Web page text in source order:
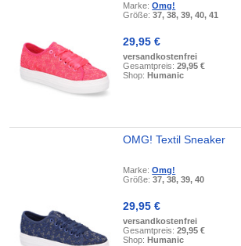
Marke:Omg!
Größe:37, 38, 39, 40, 41
29,95 €
versandkostenfrei
Gesamtpreis:29,95 €
Shop:Humanic
OMG! Textil Sneaker
Marke:Omg!
Größe:37, 38, 39, 40
29,95 €
versandkostenfrei
Gesamtpreis:29,95 €
Shop:Humanic